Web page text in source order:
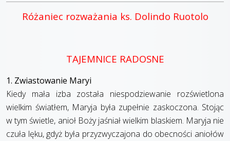
Różaniec rozważania ks. Dolindo Ruotolo
TAJEMNICE RADOSNE
1. Zwiastowanie Maryi
Kiedy mała izba została niespodziewanie rozświetlona
wielkim światłem, Maryja była zupełnie zaskoczona. Stojąc
w tym świetle, anioł Boży jaśniał wielkim blaskiem. Maryja nie
czuła lęku, gdyż była przyzwyczajona do obecności aniołów